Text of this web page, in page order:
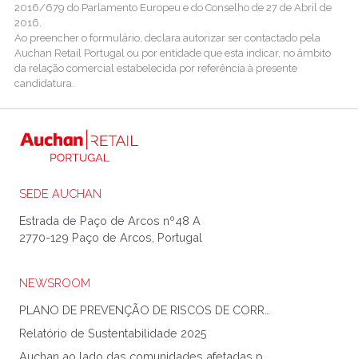
2016/679 do Parlamento Europeu e do Conselho de 27 de Abril de
2016.
Ao preencher o formulário, declara autorizar ser contactado pela
Auchan Retail Portugal ou por entidade que esta indicar, no âmbito
da relação comercial estabelecida por referência à presente
candidatura.
SEDE AUCHAN
Estrada de Paço de Arcos nº48 A
2770-129 Paço de Arcos, Portugal
NEWSROOM
Relatório de Sustentabilidade 2025